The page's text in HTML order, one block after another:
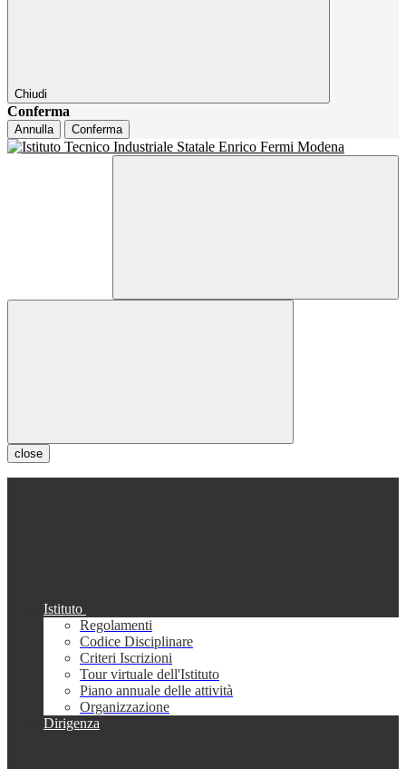
Chiudi
Conferma
Annulla Conferma
close
Istituto
Regolamenti
Codice Disciplinare
Criteri Iscrizioni
Tour virtuale dell'Istituto
Piano annuale delle attività
Organizzazione
Dirigenza